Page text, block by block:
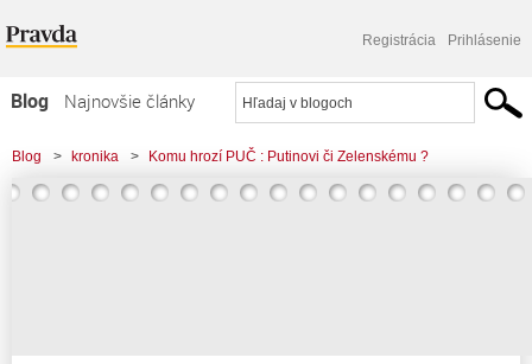
Registrácia Prihlásenie
Blog
Najnovšie články
Najčítanejšie články
Najkomentovanejšie články
Blog > kronika > Komu hrozí PUČ : Putinovi či Zelenskému ?